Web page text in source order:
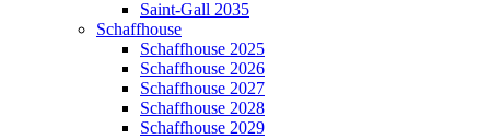
Saint-Gall 2035
Schaffhouse
Schaffhouse 2025
Schaffhouse 2026
Schaffhouse 2027
Schaffhouse 2028
Schaffhouse 2029